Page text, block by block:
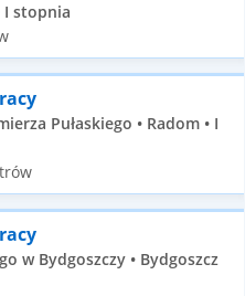
I stopnia
Pułaskiego • Radom • I
w Bydgoszczy • Bydgoszcz